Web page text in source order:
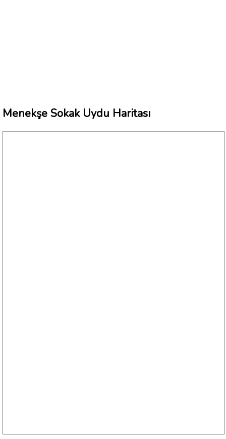
Menekşe Sokak Uydu Haritası